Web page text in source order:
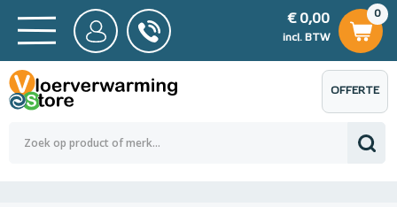
BTW
0,00
0
€ 0,00
incl. BTW
€ 0,00
OFFERTE
AANVRAGEN